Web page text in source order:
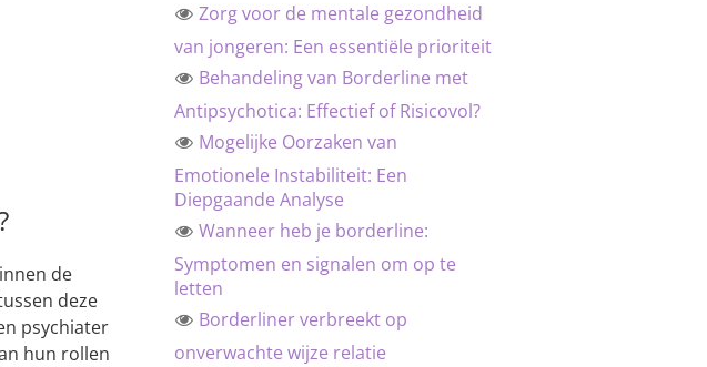
de
deze
psychiater
hun rollen
Zorg voor de mentale gezondheid
van jongeren: Een essentiële prioriteit
Behandeling van Borderline met
Antipsychotica: Effectief of Risicovol?
Mogelijke Oorzaken van
Emotionele Instabiliteit: Een
Diepgaande Analyse
Wanneer heb je borderline:
Symptomen en signalen om op te
letten
Borderliner verbreekt op
onverwachte wijze relatie